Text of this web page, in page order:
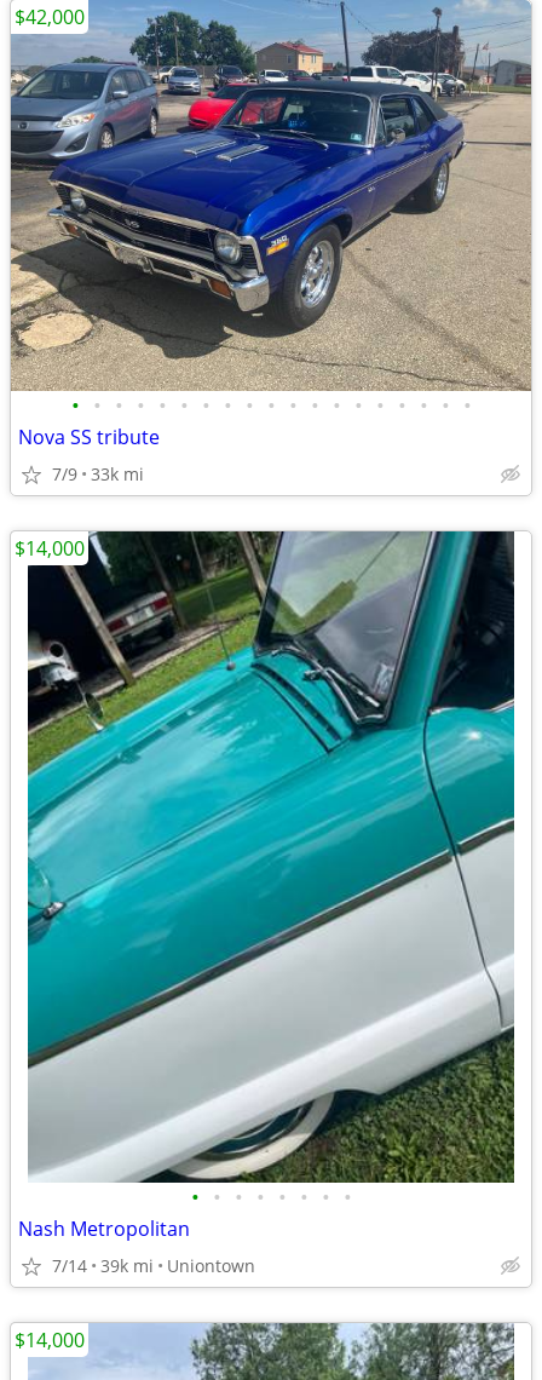
• • • • • • • • • • • • • • • • • • •
Nova SS tribute
7/9 33k mi
$42,000
• • • • • • • •
Nash Metropolitan
7/14 39k mi Uniontown
$14,000
$14,000